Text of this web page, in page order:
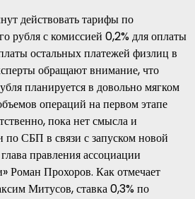
действовать тарифы по
рубля с комиссией 0,2% для оплаты
остальных платежей физлиц в
обращают внимание, что
планируется в довольно мягком
операций на первом этапе
пока нет смысла и
по СБП в связи с запуском новой
правления ассоциации
Роман Прохоров. Как отмечает
Митусов, ставка 0,3% по